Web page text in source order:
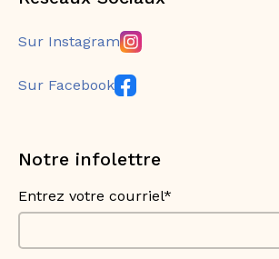
Sur Instagram
Sur Facebook
Notre infolettre
Entrez votre courriel*